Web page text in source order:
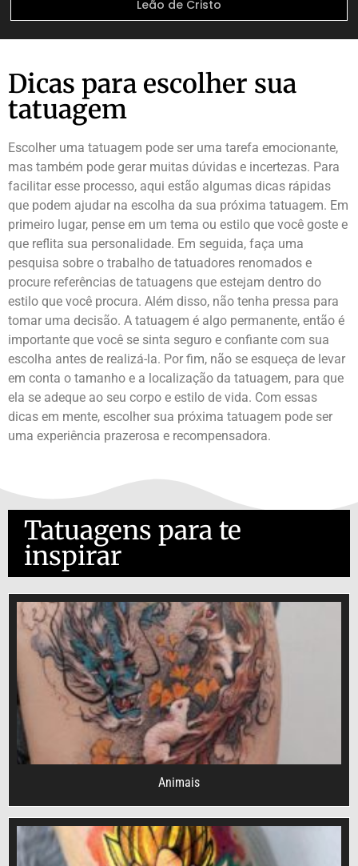
Leão de Cristo
Dicas para escolher sua
tatuagem
Escolher uma tatuagem pode ser uma tarefa emocionante,
mas também pode gerar muitas dúvidas e incertezas. Para
facilitar esse processo, aqui estão algumas dicas rápidas
que podem ajudar na escolha da sua próxima tatuagem. Em
primeiro lugar, pense em um tema ou estilo que você goste e
que reflita sua personalidade. Em seguida, faça uma
pesquisa sobre o trabalho de tatuadores renomados e
procure referências de tatuagens que estejam dentro do
estilo que você procura. Além disso, não tenha pressa para
tomar uma decisão. A tatuagem é algo permanente, então é
importante que você se sinta seguro e confiante com sua
escolha antes de realizá-la. Por fim, não se esqueça de levar
em conta o tamanho e a localização da tatuagem, para que
ela se adeque ao seu corpo e estilo de vida. Com essas
dicas em mente, escolher sua próxima tatuagem pode ser
uma experiência prazerosa e recompensadora.
Tatuagens para te
inspirar
Animais